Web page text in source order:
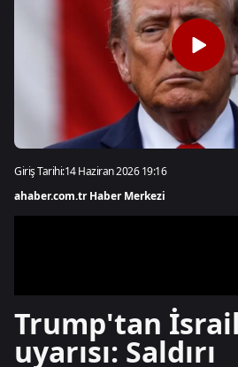
Giriş Tarihi:14 Haziran 2026 19:16
ahaber.com.tr Haber Merkezi
Trump'tan
uyarısı: Saldırı